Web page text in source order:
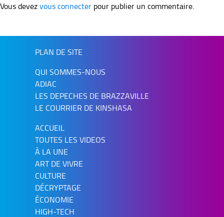
Vous devezvous connecter pour publier un commentaire.
PLAN DE SITE
QUI SOMMES-NOUS
ADIAC
LES DEPECHES DE BRAZZAVILLE
LE COURRIER DE KINSHASA
ACCUEIL
TOUTES LES VIDEOS
À LA UNE
ART DE VIVRE
CULTURE
DÉCRYPTAGE
ÉCONOMIE
HIGH-TECH